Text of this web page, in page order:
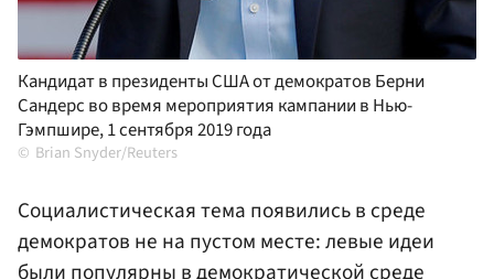
Кандидат в президенты США от демократов Берни
Сандерс во время мероприятия кампании в Нью-
Гэмпшире, 1 сентября 2019 года
Brian Snyder/Reuters
Социалистическая тема появились в среде
демократов не на пустом месте: левые идеи
были популярны в демократической среде